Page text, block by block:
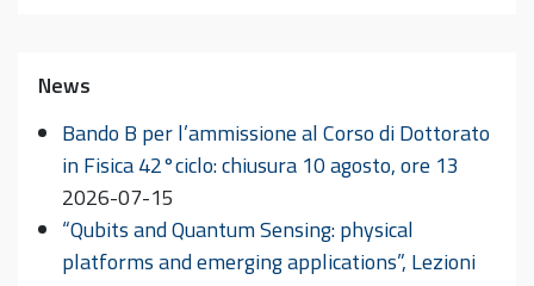
News
Bando B per l’ammissione al Corso di Dottorato
in Fisica 42°ciclo: chiusura 10 agosto, ore 13
2026-07-15
“Qubits and Quantum Sensing: physical
platforms and emerging applications”, Lezioni